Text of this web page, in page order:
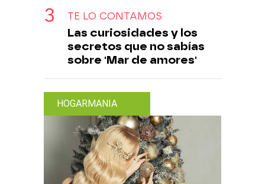
TE LO CONTAMOS
Las curiosidades y los
secretos que no sabías
sobre 'Mar de amores'
HOGARMANIA